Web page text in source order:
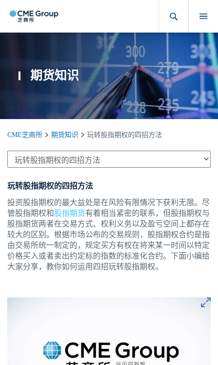
期货知识
CME芝商所 期货知识 玩转股指期权的四招方法
玩转股指期权的四招方法
投资股指期权的最大益处是在风险有限情况下获利无限。尽
管股指期权和股指期货有着相当紧密的联系，但股指期权与
股指期货两者在交易方式、权利义务以及盈亏空间上都存在
较大的区别。根据市场公布的交易规则，股指期权合约是指
由交易所统一制定的，规定买方有权在将来某一时间以特定
价格买入或者卖出约定标的指数的标准化合约。下面小编给
大家分享，教你如何运用四招玩转股指期权。